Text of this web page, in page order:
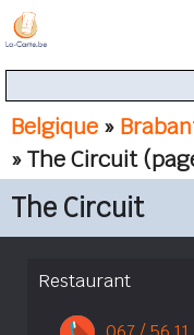
Belgique »
» The Circuit
The Circuit
Restaurant